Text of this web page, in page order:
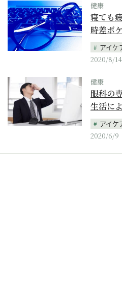
健康
寝ても
時差ボ
アイケ
2020/8/14
健康
眼科の
生活に
アイケ
2020/6/9